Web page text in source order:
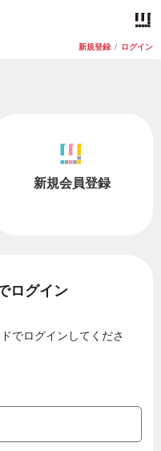
新規登録 / ログイン
新規会員登録
ログイン
でログインしてくださ